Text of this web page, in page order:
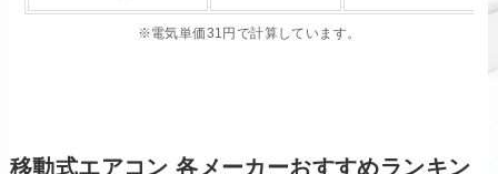
※電気単価31円で計算しています。
移動式エアコン 各メーカーおすすめランキン